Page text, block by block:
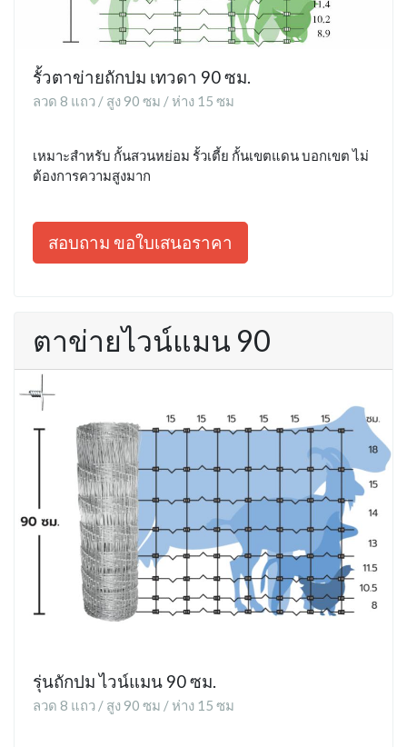
รั้วตาข่ายถักปม เทวดา 90 ซม.
ลวด 8 แถว / สูง 90 ซม / ห่าง 15 ซม
เหมาะสำหรับ กั้นสวนหย่อม รั้วเตี้ย กั้นเขตแดน บอกเขต ไม่
ต้องการความสูงมาก
สอบถาม ขอใบเสนอราคา
ตาข่ายไวน์แมน 90
รุ่นถักปม ไวน์แมน 90 ซม.
ลวด 8 แถว / สูง 90 ซม / ห่าง 15 ซม